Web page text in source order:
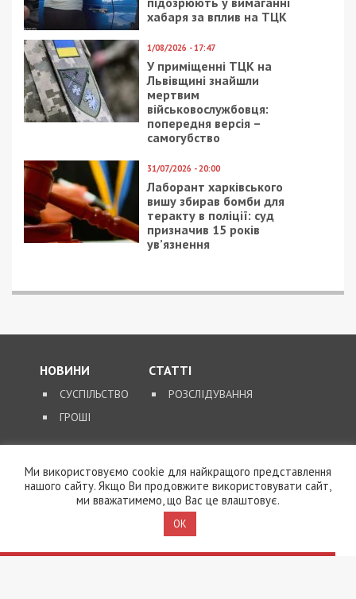
хабаря за вплив на ТЦК
1/08/2026 - 17:47
У приміщенні ТЦК на
Львівщині знайшли
мертвим
військовослужбовця:
попередня версія –
самогубство
31/07/2026 - 20:00
Лаборант харківського
вишу збирав бомби для
теракту в поліції: суд
призначив 15 років
ув’язнення
НОВИНИ
СУСПІЛЬСТВО
ГРОШІ
СТАТТІ
РОЗСЛІДУВАННЯ
КОНТАКТИ
Ми використовуємо cookie для найкращого представлення
нашого сайту. Якщо Ви продовжите використовувати сайт,
ми вважатимемо, що Вас це влаштовує.
OK